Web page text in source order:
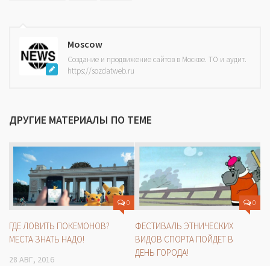
Moscow
Создание и продвижение сайтов в Москве. ТО и аудит.
https://sozdatweb.ru
ДРУГИЕ МАТЕРИАЛЫ ПО ТЕМЕ
0
ГДЕ ЛОВИТЬ ПОКЕМОНОВ?
МЕСТА ЗНАТЬ НАДО!
28 АВГ, 2016
0
ФЕСТИВАЛЬ ЭТНИЧЕСКИХ
ВИДОВ СПОРТА ПОЙДЕТ В
ДЕНЬ ГОРОДА!